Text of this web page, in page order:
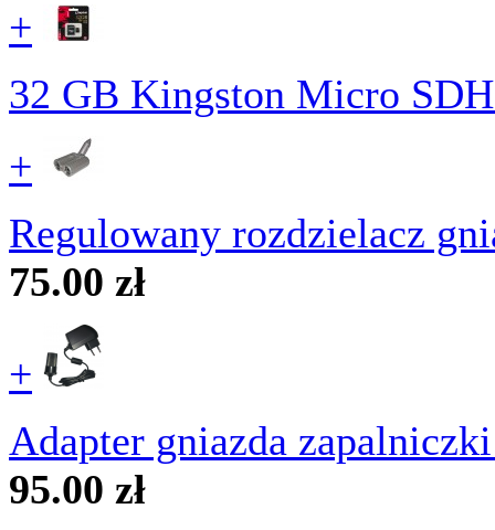
+
32 GB Kingston Micro
+
Regulowany rozdzielacz
75.00 zł
+
Adapter gniazda
95.00 zł